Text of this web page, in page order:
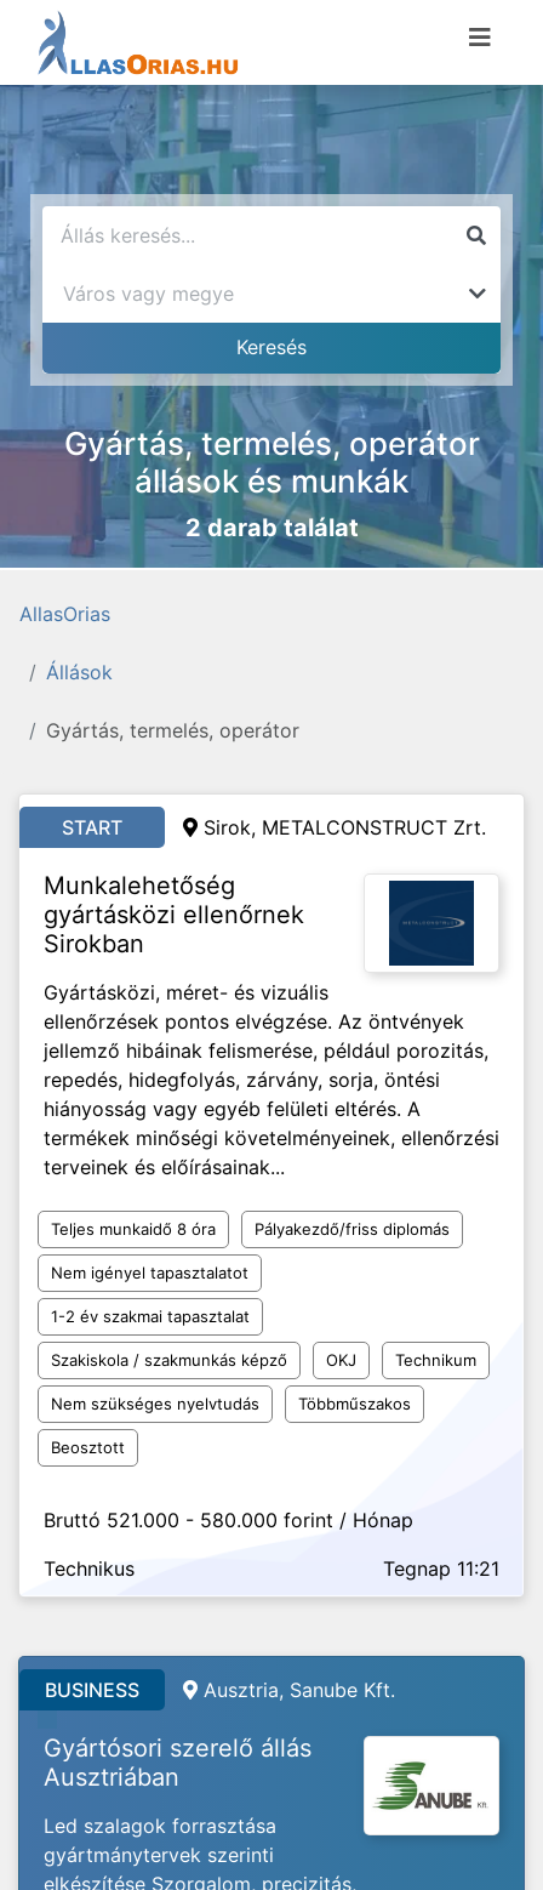
Gyártás, termelés, operátor
állások és munkák
2 darab találat
AllasOrias
Állások
Gyártás, termelés, operátor
START Sirok, METALCONSTRUCT Zrt.
Munkalehetőség
gyártásközi ellenőrnek
Sirokban
Gyártásközi, méret- és vizuális
ellenőrzések pontos elvégzése. Az öntvények
jellemző hibáinak felismerése, például porozitás,
repedés, hidegfolyás, zárvány, sorja, öntési
hiányosság vagy egyéb felületi eltérés. A
termékek minőségi követelményeinek, ellenőrzési
terveinek és előírásainak...
Teljes munkaidő 8 óra Pályakezdő/friss diplomás
Nem igényel tapasztalatot
1-2 év szakmai tapasztalat
Szakiskola / szakmunkás képző OKJ Technikum
Nem szükséges nyelvtudás Többműszakos
Beosztott
Bruttó 521.000 - 580.000 forint / Hónap
Technikus
Tegnap 11:21
BUSINESS Ausztria, Sanube Kft.
Gyártósori szerelő állás
Ausztriában
Led szalagok forrasztása
gyártmánytervek szerinti
elkészítése Szorgalom, precizitás,